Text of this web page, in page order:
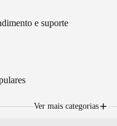
e suporte
Ver mais categorias